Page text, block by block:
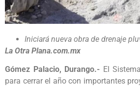
Iniciará nueva obra de drenaje
La Otra Plana.com.mx
Gómez Palacio, Durango.- El
para cerrar el año con importantes